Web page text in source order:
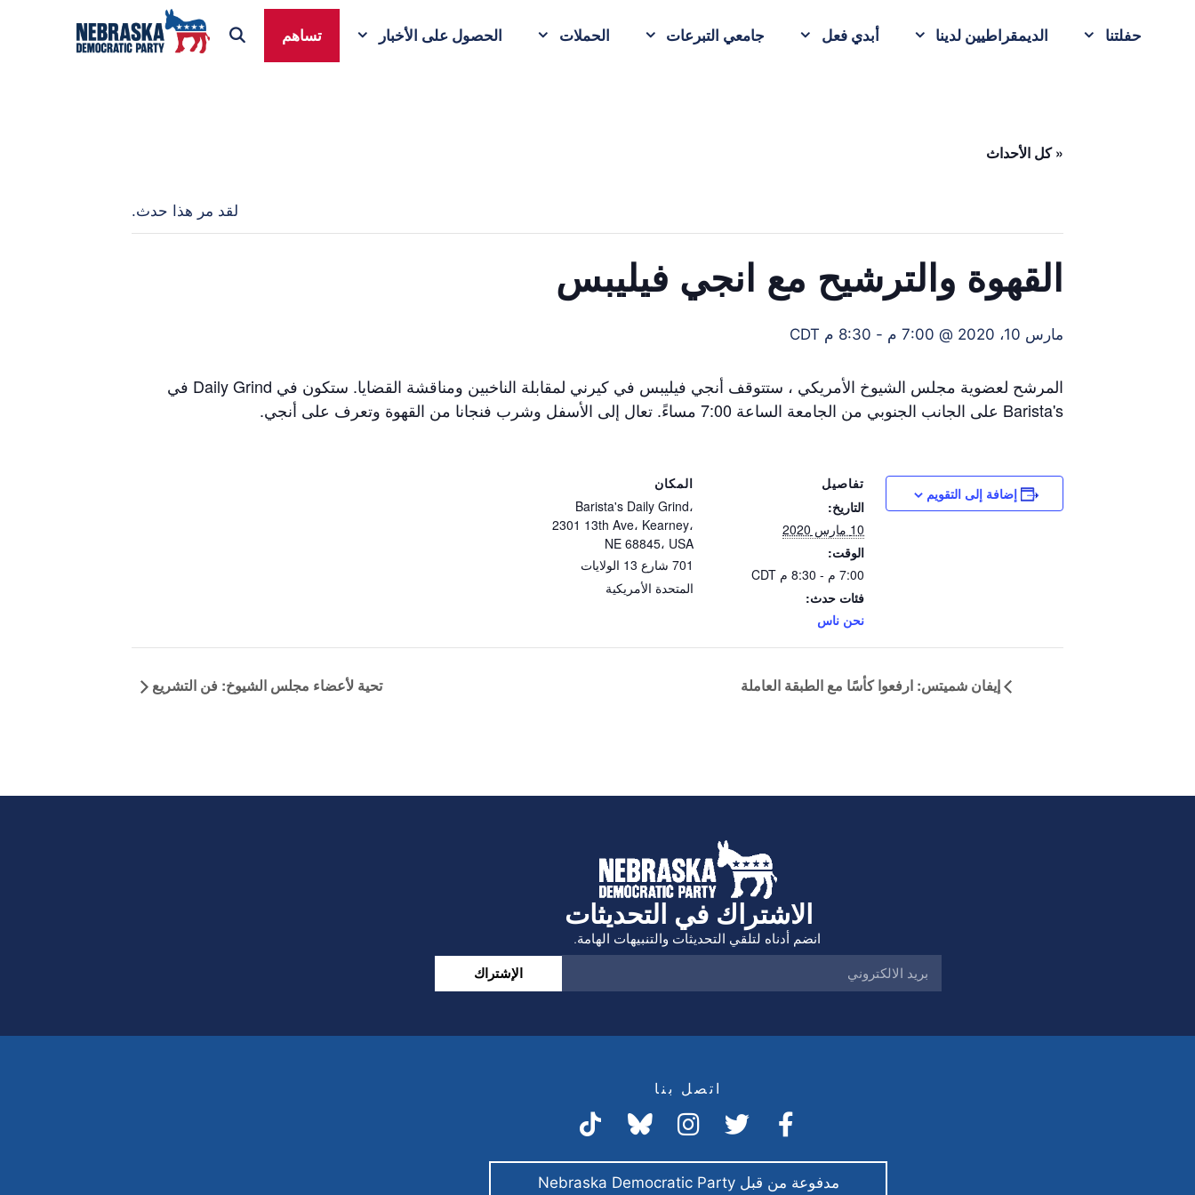
حفلتنا الديمقراطيين لدينا أبدي فعل جامعي التبرعات الحملات الحصول على الأخبار تساهم
« كل الأحداث
لقد مر هذا حدث.
القهوة والترشيح مع انجي فيليبس
مارس 10، 2020 @ 7:00 م - 8:30 م CDT
المرشح لعضوية مجلس الشيوخ الأمريكي ، ستتوقف أنجي فيليبس في كيرني لمقابلة الناخبين ومناقشة القضايا. ستكون في Daily Grind في
Barista's على الجانب الجنوبي من الجامعة الساعة 7:00 مساءً. تعال إلى الأسفل وشرب فنجانا من القهوة وتعرف على أنجي.
إضافة إلى التقويم
تفاصيل
التاريخ:
10 مارس 2020
الوقت:
7:00 م - 8:30 م
CDT
فئات حدث:
نحن ناس
المكان
Barista's Daily Grind،
2301 13th Ave، Kearney،
NE 68845، USA
701 شارع 13
الولايات
المتحدة الأمريكية
إيفان شميتس: ارفعوا كأسًا مع الطبقة العاملة تحية لأعضاء مجلس الشيوخ: فن التشريع
الاشتراك في التحديثات
انضم أدناه لتلقي التحديثات والتنبيهات الهامة.
الإشتراك
اتصل بنا
مدفوعة من قبل Nebraska Democratic Party